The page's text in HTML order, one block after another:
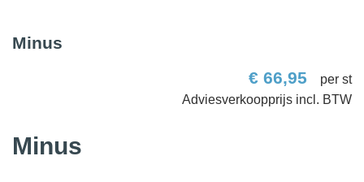
Minus
€ 66,95 per st
Minus